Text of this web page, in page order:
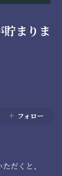
まりま
フォロー
だくと、